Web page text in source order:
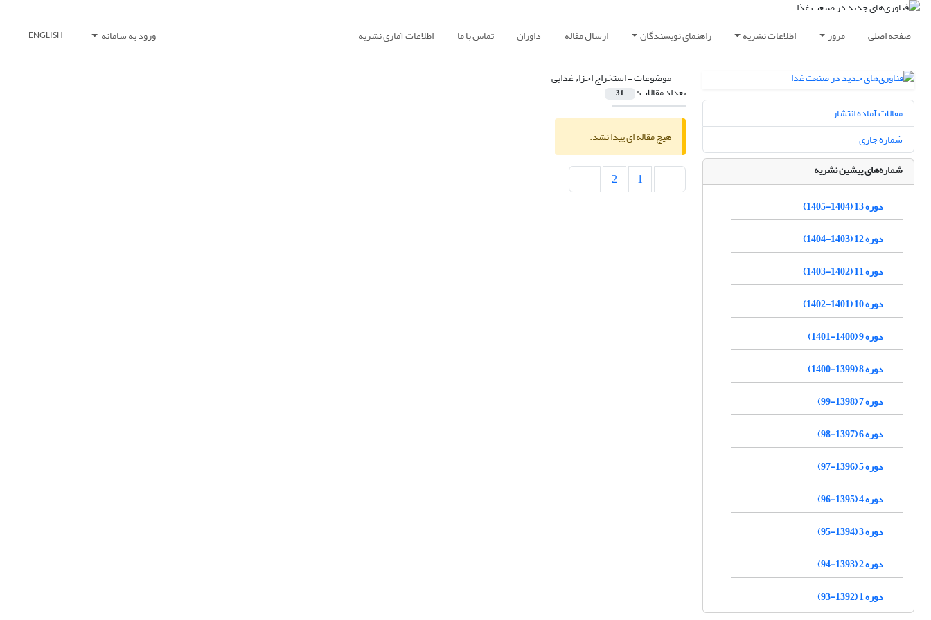
صفحه اصلی مرور اطلاعات نشریه راهنمای نویسندگان ارسال مقاله داوران تماس با ما اطلاعات آماری نشریه ورود به سامانه ENGLISH
موضوعات =استخراج اجزاء غذایی
تعداد مقالات: 31
هیچ مقاله ای پیدا نشد.
1
2
مقالات آماده انتشار
شماره جاری
شماره‌های پیشین نشریه
دوره 13 (1404-1405)
دوره 12 (1403-1404)
دوره 11 (1402-1403)
دوره 10 (1401-1402)
دوره 9 (1400-1401)
دوره 8 (1399-1400)
دوره 7 (1398-99)
دوره 6 (1397-98)
دوره 5 (1396-97)
دوره 4 (1395-96)
دوره 3 (1394-95)
دوره 2 (1393-94)
دوره 1 (1392-93)